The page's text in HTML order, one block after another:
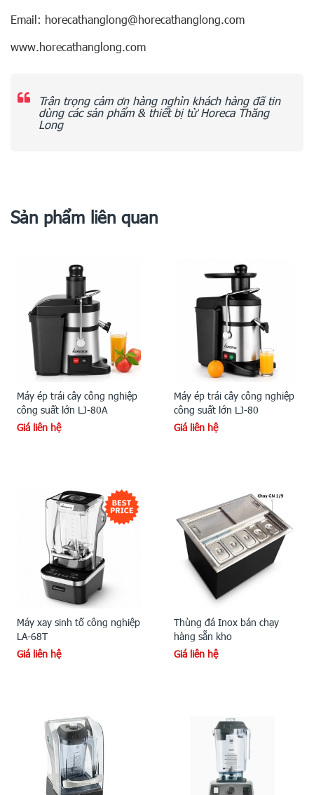
Email: horecathanglong@horecathanglong.com
www.horecathanglong.com
Trân trọng cảm ơn hàng nghìn khách hàng đã tin
dùng các sản phẩm & thiết bị từ Horeca Thăng
Long
Sản phẩm liên quan
Máy ép trái cây công nghiệp
công suất lớn LJ-80A
Giá liên hệ
Máy ép trái cây công nghiệp
công suất lớn LJ-80
Giá liên hệ
Máy xay sinh tố công nghiệp
LA-68T
Giá liên hệ
Thùng đá Inox bán chạy
hàng sẵn kho
Giá liên hệ